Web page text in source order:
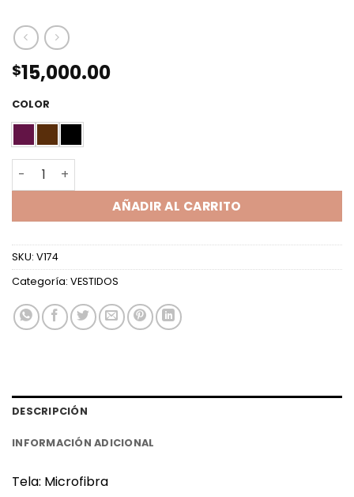
$15,000.00
COLOR
VEST ML CRUZADO HOMBRERAS MICROFIBRA cantidad
AÑADIR AL CARRITO
SKU: V174
Categoría: VESTIDOS
DESCRIPCIÓN
INFORMACIÓN ADICIONAL
Tela: Microfibra